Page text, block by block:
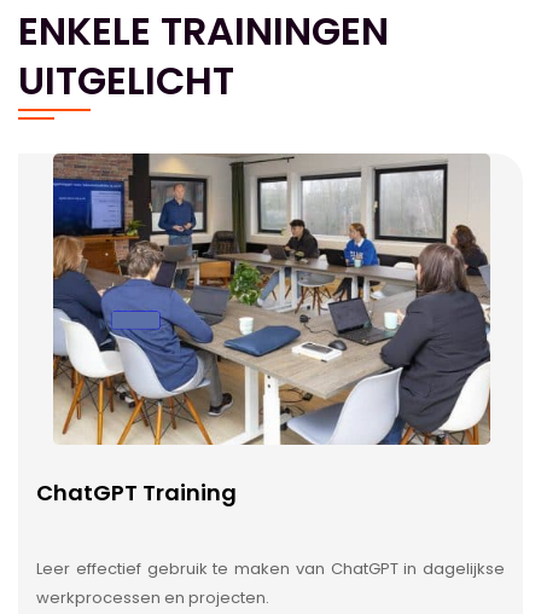
ENKELE TRAININGEN
UITGELICHT
ChatGPT Training
Leer effectief gebruik te maken van ChatGPT in dagelijkse
werkprocessen en projecten.